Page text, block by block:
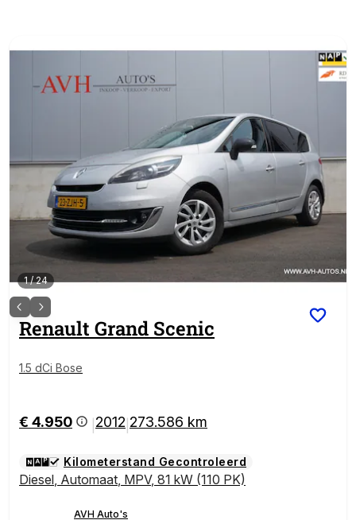
1/24
Renault Grand Scenic
1.5 dCi Bose
€ 4.950 2012 273.586 km
Kilometerstand Gecontroleerd
Diesel, Automaat, MPV, 81 kW (110 PK)
AVH Auto's